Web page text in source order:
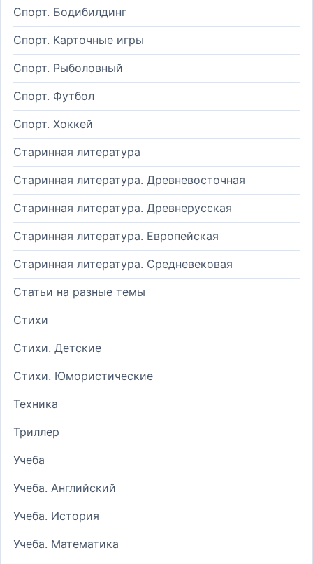
Спорт. Бодибилдинг
Спорт. Карточные игры
Спорт. Рыболовный
Спорт. Футбол
Спорт. Хоккей
Старинная литература
Старинная литература. Древневосточная
Старинная литература. Древнерусская
Старинная литература. Европейская
Старинная литература. Средневековая
Статьи на разные темы
Стихи
Стихи. Детские
Стихи. Юмористические
Техника
Триллер
Учеба
Учеба. Английский
Учеба. История
Учеба. Математика